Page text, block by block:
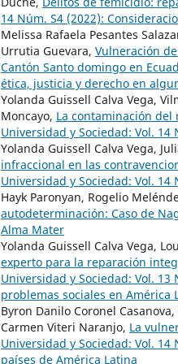
14 Núm. S4 (2022):
Melissa Rafaela Pesantes
Urrutia Guevara, Vulneración
Cantón Santo domingo en
ética, justicia y derecho en
Yolanda Guissell Calva Vega,
Moncayo, La contaminación
Universidad y Sociedad: Vol.
Yolanda Guissell Calva Vega,
infraccional en las
Universidad y Sociedad: Vol.
Hayk Paronyan, Rogelio
autodeterminación: Caso de
Alma Mater
Yolanda Guissell Calva Vega,
experto para la reparación
Universidad y Sociedad: Vol.
problemas sociales en América
Byron Danilo Coronel
Carmen Viteri Naranjo, La
Universidad y Sociedad: Vol.
países de América Latina